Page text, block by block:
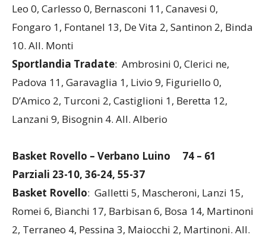
10. All. Monti
Basket Rovello – Verbano Luino
Parziali 23-10, 36-24, 55-37